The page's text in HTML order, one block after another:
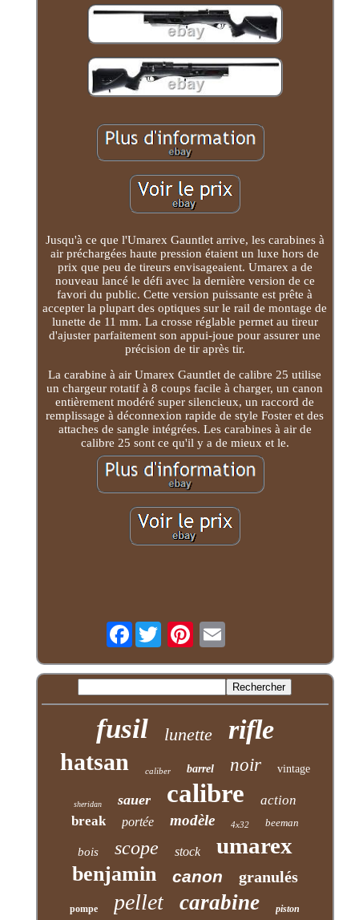
Jusqu'à ce que l'Umarex Gauntlet arrive, les carabines à
air préchargées haute pression étaient un luxe hors de
prix que peu de tireurs envisageaient. Umarex a de
nouveau lancé le défi avec la dernière version de ce
favori du public. Cette version puissante est prête à
accepter la plupart des optiques sur le rail de montage de
lunette de 11 mm. La crosse réglable permet au tireur
d'ajuster parfaitement son appui-joue pour assurer une
précision de tir après tir.
La carabine à air Umarex Gauntlet de calibre 25 utilise
un chargeur rotatif à 8 coups facile à charger, un canon
entièrement modéré super silencieux, un raccord de
remplissage à déconnexion rapide de style Foster et des
attaches de sangle intégrées. Les carabines à air de
calibre 25 sont ce qu'il y a de mieux et le.
Facebook
fusil lunette rifle
hatsan caliber barrel noir vintage
sheridan sauer calibre
action
break
portée modèle 4x32 beeman
bois scope stock umarex
benjamin canon granulés
pompe pellet carabine piston